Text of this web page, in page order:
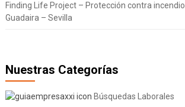
Finding Life Project – Protección contra
Guadaira – Sevilla
Nuestras Categorías
Búsquedas Laborales